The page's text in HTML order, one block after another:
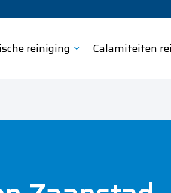
reiniging Calamiteiten